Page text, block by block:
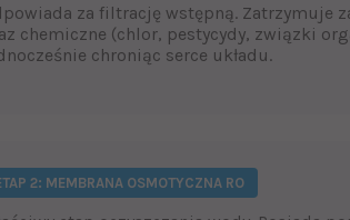
za filtrację wstępną. Zatrzymuje
chemiczne (chlor, pestycydy, związki
chroniąc serce układu.
2: MEMBRANA OSMOTYCZNA RO